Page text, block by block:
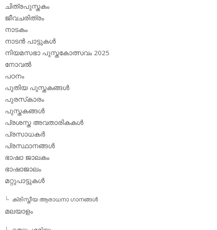
ചിത്രപുസ്തകം
ജീവചരിത്രം
നാടകം
നാടന്‍ പാട്ടുകള്‍
നിയമസഭാ പുസ്തകോത്സവം 2025
നോവല്‍
പഠനം
പുതിയ പുസ്തകങ്ങള്‍
പുരസ്‌കാരം
പുസ്തകങ്ങള്‍
പ്രശസ്ത അവതാരികകള്‍
പ്രസാധകര്‍
പ്രസ്ഥാനങ്ങള്‍
ഭാഷാ ജാലകം
ഭാഷാജാലം
മറ്റുപാട്ടുകള്‍
ക്രിസ്തീയ ആരാധനാ ഗാനങ്ങള്‍
മലയാളം